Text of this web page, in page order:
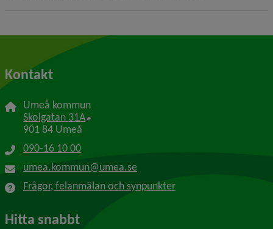
Kontakt
Umeå kommun
Skolgatan 31A Länk till annan webbplats, öppnas i nytt
901 84 Umeå
090-16 10 00
umea.kommun@umea.se
Frågor, felanmälan och synpunkter
Hitta snabbt